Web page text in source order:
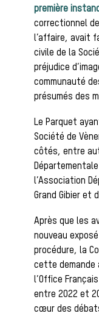
Les
de
première
correctionnel
l’affaire, avait
civile de la
préjudice
communauté
présumés des
Le Parquet
Société de
côtés, entre
l’Association
Grand Gibier et
Après que les
nouveau
procédure, la
cette demande
l’Office
entre 2022 et
cœur des